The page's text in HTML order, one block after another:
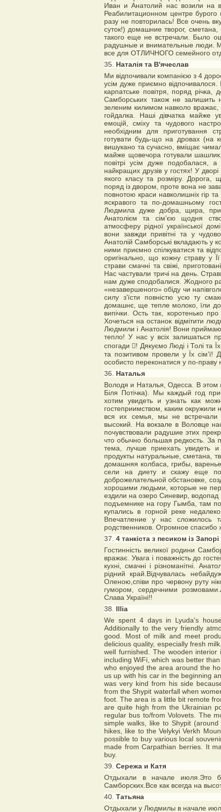
Иван и Анатолий нас возили
Реабилитационном центре
разу не повторилась! Все очень
суток!) домашние творог,
такого еще не встречали. Было
радушные и внимательные люди.
все для ОТЛИЧНОГО семейного
35. Наталія та В'ячеслав
Ми відпочивали компанією з 4
усім дуже приємно відпочивалося.
карпатське повітря, поряд
Самборських також не залишить
зеленим килимом навколо вражає,
гойдалка. Наші дівчатка майже
емоцій, сміху та чудового
необхідним для приготування
готувати будь-що на дровах (на
вишукано та сучасно, вміщає
майже щовечора готували
повітрі усім дуже подобалася,
найкращих друзів у гостях! У
якого класу та розміру. Дорога,
поряд із двором, проте вона не
повнотою краси навколишніх гір
яскравого та по-домашньому
Людмила дуже добра, щира,
Анатолієм та сім’єю щодня
атмосферу рідної української
вони завжди привітні та у
Анатолій Самборські вкладають у
ними приємно спілкуватися та
оригінально, що кожну страву у
страви смачні та свіжі,
Нас частували тричі на день.
нам дуже сподобалися. Жодного
«незавершеного» обіду чи
силу з’їсти повністю усю ту
домашнє, ще тепле молоко, їли
випічки. Ость так, коротенько
Хочеться на останок відмітити
Людмили і Анатолія! Вони
тепло! У нас у всіх залишаться
спогади ! Дякуємо Люді і Толі та
та позитивом провели у Їх сім’ї!
особисто переконатися у по-праву
36. Наталья
Володя и Наталья, Одесса. В этом
Біля Потічка). Мы каждый год
хотим увидеть и узнать как
гостеприимством, каким
вся их семья, мы не встречали
высокий. На вокзале в Воловце
почувствовали радушие этих
что обычно большая редкость. За
тема, лучше приехать увидеть и
продукты натуральные, сметана,
домашняя колбаса, грибы,
сели на диету и скажу еще
доброжелательной обстановке,
хорошими людьми, которые не
ездили на озеро Синевир,
подъемнике на гору Гымба, там
купались в горной реке
Впечатление у нас сложилось
родственников. Огромное спасибо
37. 4 танкіста з песиком із Запорі
Гостинність великої родини
вражає. Увага і поважність до
кухні, смачні і різноманітні.
рідний край.Відчувалась
Оленою,співи про червону руту
гумором, сердечними
Слава Україні!!
38. Illia
We spent 4 days in Lyuda's
Additionally to the very friendly
good. Most of milk and meet
delicious quality, especially fresh
well furnished. The wooden
including WiFi, which was better
who enjoyed the area around the
us up with his car in the beginning
was very kind from his side
from the Shypit waterfall when
foot. The area is a little bit remote
are quite high from the Ukrainian
regular bus to/from Volovets. The
simple walks, like to Shypit
hikes, like to the Velykyi Verkh
possible to buy various local
made from Carpathian berries. It
buy.
39. Сережа и Катя
Отдыхали в начале июля.Это
Самборских.Все как всегда на
40. Татьяна
Отдыхали у Людмилы в начале